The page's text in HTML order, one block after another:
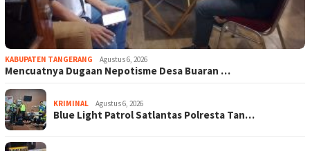
KABUPATEN TANGERANG Agustus 6, 2026
Mencuatnya Dugaan Nepotisme Desa Buaran …
KRIMINAL Agustus 6, 2026
Blue Light Patrol Satlantas Polresta Tan…